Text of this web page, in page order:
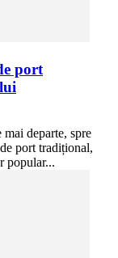
port
departe, spre
port tradițional,
popular...